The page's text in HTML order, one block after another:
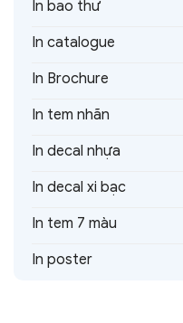
In bao thư
In catalogue
In Brochure
In tem nhãn
In decal nhựa
In decal xi bạc
In tem 7 màu
In poster